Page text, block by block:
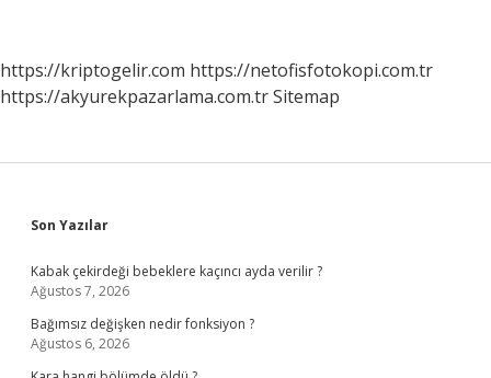
https://kriptogelir.com https://netofisfotokopi.com.tr
https://akyurekpazarlama.com.trSitemap
Sidebar
Son Yazılar
Kabak çekirdeği bebeklere kaçıncı ayda verilir ?
Ağustos 7, 2026
Bağımsız değişken nedir fonksiyon ?
Ağustos 6, 2026